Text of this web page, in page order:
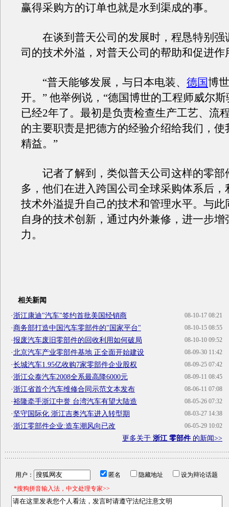
赢得采购方的订单也就是水到渠成的事。
在谈到普天公司的发展时，程恳特别强
司的技术外溢，对普天公司的帮助和促进作
“普天能够发展，与日本电装、 德国博
开。” 他举例说，“德国博世的工程师威尔
已经2年了。最初是负责检查生产工艺、流
的主要职责是把德方的经验介绍给我们，使
精益。”
记者了解到，类似普天公司这样的零部
多，他们在进入跨国公司全球采购体系后，
技术外溢提升自己的技术和管理水平。与此
自身的技术创新，通过内外兼修，进一步增
力。
相关新闻
08-10-17 08:21
·浙江康迪"汽车"签约首批美国经销商
08-10-15 08:55
·商务部打造中国汽车零部件的"国家平台"
08-10-10 09:52
·报废汽车废旧零部件的回收利用如何破局
08-09-30 11:42
·北京汽车产业零部件基地 正全面开始建设
08-09-25 07:42
·长城汽车1.95亿收购7家零部件企业股权
08-09-11 08:45
·浙江众泰汽车2008全系最高降6000元
08-06-11 07:08
·浙江省首个汽车维修合同示范文本发布
08-05-26 07:32
·裕隆牵手浙江中誉 台湾汽车有望大陆造
08-03-27 14:38
·坚守国际化 浙江吉奥汽车进入转型期
06-05-29 10:02
·浙江零部件企业:造车潮风向已改
更多关于 浙江 零部件的新闻>>
用户： 匿名 隐藏地址
设为辩论话题
*搜狗拼音输入法，中文处理专家>>